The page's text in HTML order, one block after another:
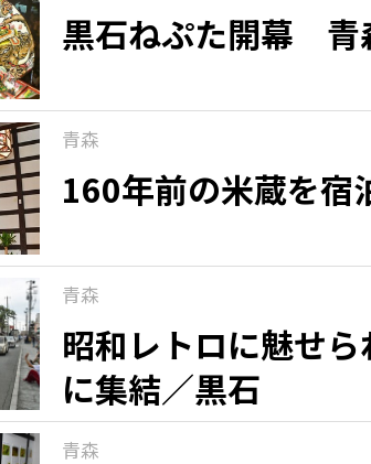
黒石ねぷた開幕 青
青森
160年前の米蔵を宿
青森
昭和レトロに魅せ
に集結／黒石
青森